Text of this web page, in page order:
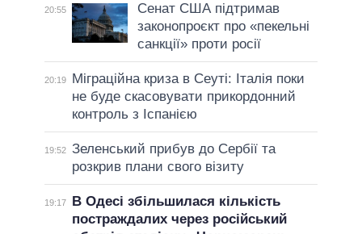
20:55
Сенат США підтримав
законопроєкт про «пекельні
санкції» проти росії
20:19
Міграційна криза в Сеуті: Італія поки
не буде скасовувати прикордонний
контроль з Іспанією
19:52 Зеленський прибув до Сербії та
розкрив плани свого візиту
19:17
В Одесі збільшилася кількість
постраждалих через російський